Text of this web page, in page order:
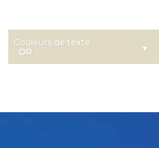
Couleurs de texte